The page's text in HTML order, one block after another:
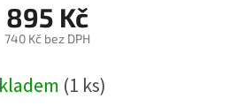
895 Kč
740 Kč bez DPH
cena:(1 ks)